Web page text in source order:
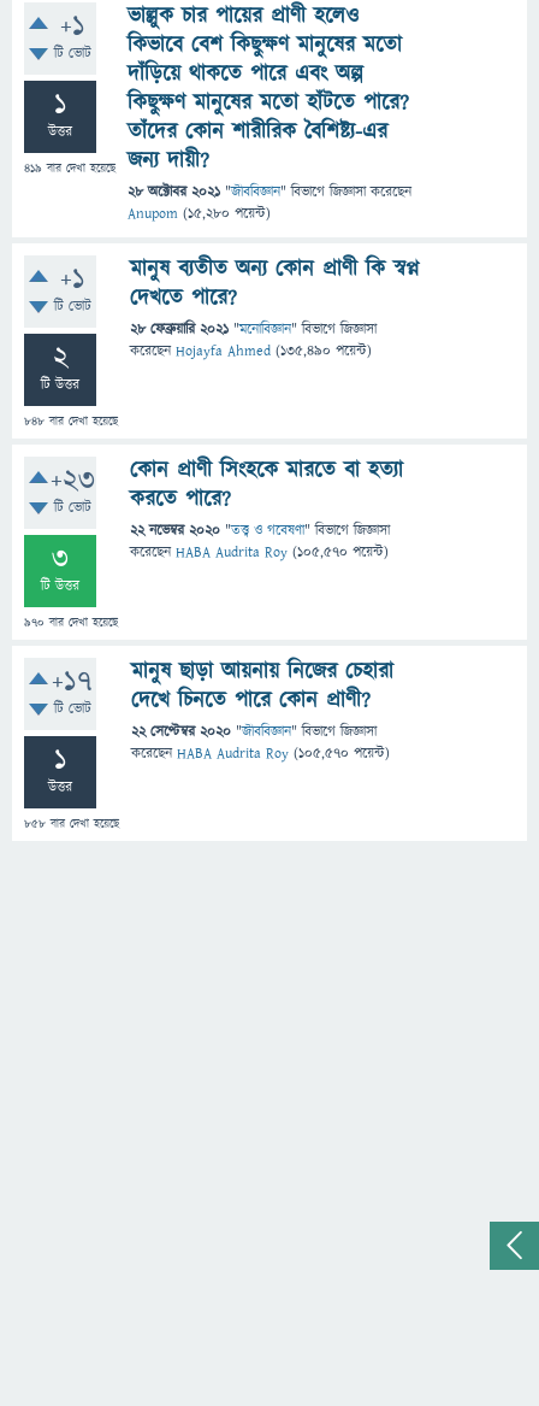
+1
টি ভোট
1
উত্তর
419 বার দেখা হয়েছে
ভাল্লুক চার পায়ের প্রাণী হলেও
কিভাবে বেশ কিছুক্ষণ মানুষের মতো
দাঁড়িয়ে থাকতে পারে এবং অল্প
কিছুক্ষণ মানুষের মতো হাঁটতে পারে?
তাঁদের কোন শারীরিক বৈশিষ্ট্য-এর
জন্য দায়ী?
28 অক্টোবর 2021 "জীববিজ্ঞান" বিভাগে জিজ্ঞাসাকরেছেন
Anupom (15,280 পয়েন্ট)
+1
টি ভোট
2
টি উত্তর
848 বার দেখা হয়েছে
মানুষ ব্যতীত অন্য কোন প্রাণী কি স্বপ্ন
দেখতে পারে?
28 ফেব্রুয়ারি 2021 "মনোবিজ্ঞান" বিভাগে জিজ্ঞাসা
করেছেনHojayfa Ahmed (135,490 পয়েন্ট)
+23
টি ভোট
3
টি উত্তর
970 বার দেখা হয়েছে
কোন প্রাণী সিংহকে মারতে বা হত্যা
করতে পারে?
22 নভেম্বর 2020 "তত্ত্ব ও গবেষণা" বিভাগে জিজ্ঞাসা
করেছেনHABA Audrita Roy (105,570 পয়েন্ট)
+17
টি ভোট
1
উত্তর
858 বার দেখা হয়েছে
মানুষ ছাড়া আয়নায় নিজের চেহারা
দেখে চিনতে পারে কোন প্রাণী?
22 সেপ্টেম্বর 2020 "জীববিজ্ঞান" বিভাগে জিজ্ঞাসা
করেছেনHABA Audrita Roy (105,570 পয়েন্ট)